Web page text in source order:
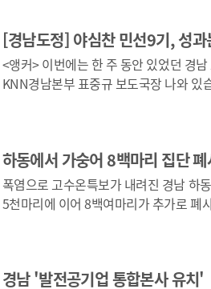
단감일소피해가 발생한 것으로 알려진 가운데 다른 과일로
피해가 확산될 우려가 커지고 있습니다.
[경남도정] 야심찬 민선9기, 성
<앵커> 이번에는 한 주 동안 있었던 경
KNN경남본부 표중규 보도국장 나와 있습니다. 요즘
각부서에서 앞다퉈 새로운 민선9기 계
있는데요. 규모와 내용은 대단한데 실
발표도 있었던 내용이라 당연히 지속적으
보입니다. 하지만 규모가 큰만큼 속도가
기대효과가 그만큼 현실이 될지에 대해
정책이었습니다. 지난 4월 박완수 당시
본격 추진에 나섰습니다. 간단하게 이야기하면 만18살 이상
하동에서 가숭어 8백마리 집단
폭염으로 고수온특보가 내려진 경남 하
5천마리에 이어 8백여마리가 추가로 폐사했습
어제(4) 하동군 금남면의 한 어가에서
밝혔습니다.
경남 '발전공기업 통합본사 유치'